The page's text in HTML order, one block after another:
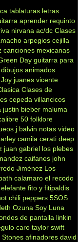
tablaturas letras
aprender requinto
nirvana ac/dc Clases
arpegios cejilla
canciones mexicanas
Day guitarra para
animados
juanes vicente
Clases de
cepeda villancicos
justin bieber maluma
50 folklore
j balvin notas video
camila cerati deep
juan gabriel los plebes
caifanes john
Jiménez Los
calamaro el recodo
elefante fito y fitipaldis
chili peppers 5SOS
Ozuna Soy Luna
de pantalla linkin
caro taylor swift
Stones afinadores david